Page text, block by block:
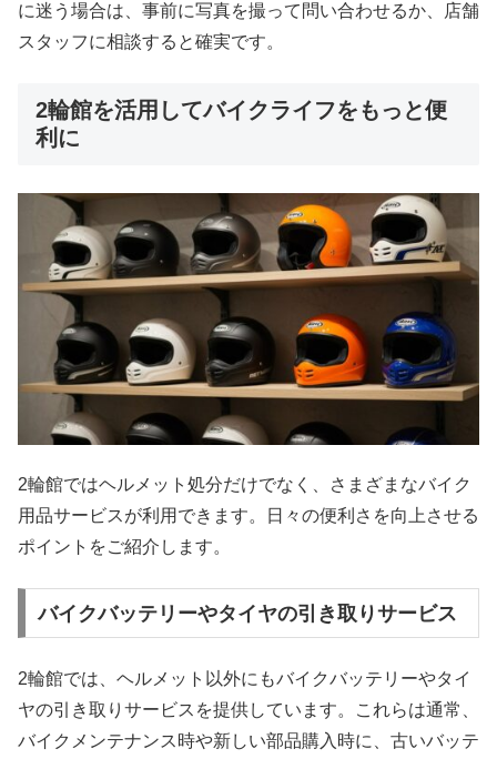
に迷う場合は、事前に写真を撮って問い合わせるか、店舗
スタッフに相談すると確実です。
2輪館を活用してバイクライフをもっと便
利に
2輪館ではヘルメット処分だけでなく、さまざまなバイク
用品サービスが利用できます。日々の便利さを向上させる
ポイントをご紹介します。
バイクバッテリーやタイヤの引き取りサービス
2輪館では、ヘルメット以外にもバイクバッテリーやタイ
ヤの引き取りサービスを提供しています。これらは通常、
バイクメンテナンス時や新しい部品購入時に、古いバッテ